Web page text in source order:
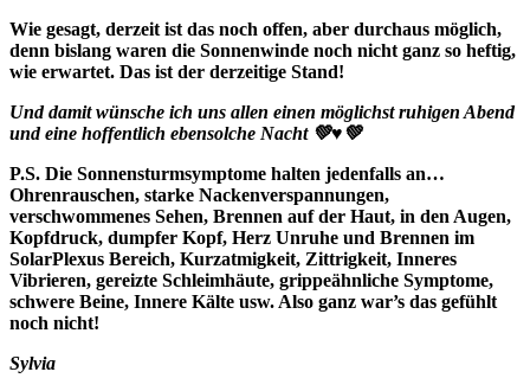
Wie gesagt, derzeit ist das noch offen, aber durchaus möglich,
denn bislang waren die Sonnenwinde noch nicht ganz so heftig,
wie erwartet. Das ist der derzeitige Stand!
Und damit wünsche ich uns allen einen möglichst ruhigen Abend
und eine hoffentlich ebensolche Nacht 💚♥️💚
P.S. Die Sonnensturmsymptome halten jedenfalls an…
Ohrenrauschen, starke Nackenverspannungen,
verschwommenes Sehen, Brennen auf der Haut, in den Augen,
Kopfdruck, dumpfer Kopf, Herz Unruhe und Brennen im
SolarPlexus Bereich, Kurzatmigkeit, Zittrigkeit, Inneres
Vibrieren, gereizte Schleimhäute, grippeähnliche Symptome,
schwere Beine, Innere Kälte usw. Also ganz war’s das gefühlt
noch nicht!
Sylvia